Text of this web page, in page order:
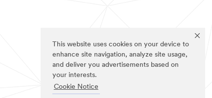
This website uses cookies on your device to
enhance site navigation, analyze site usage,
and deliver you advertisements based on
your interests.
Cookie Notice